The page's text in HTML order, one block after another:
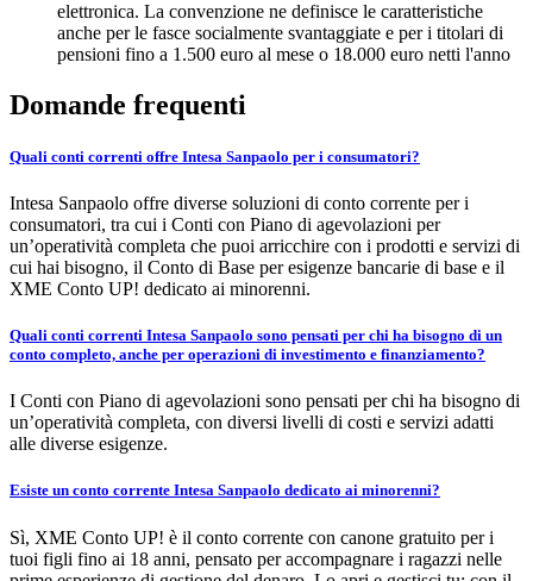
elettronica. La convenzione ne definisce le caratteristiche
anche per le fasce socialmente svantaggiate e per i titolari di
pensioni fino a 1.500 euro al mese o 18.000 euro netti l'anno
Domande frequenti
Quali conti correnti offre Intesa Sanpaolo per i consumatori?
Intesa Sanpaolo offre diverse soluzioni di conto corrente per i
consumatori, tra cui i Conti con Piano di agevolazioni per
un’operatività completa che puoi arricchire con i prodotti e servizi di
cui hai bisogno, il Conto di Base per esigenze bancarie di base e il
XME Conto UP! dedicato ai minorenni.
Quali conti correnti Intesa Sanpaolo sono pensati per chi ha bisogno di un
conto completo, anche per operazioni di investimento e finanziamento?
I Conti con Piano di agevolazioni sono pensati per chi ha bisogno di
un’operatività completa, con diversi livelli di costi e servizi adatti
alle diverse esigenze.
Esiste un conto corrente Intesa Sanpaolo dedicato ai minorenni?
Sì, XME Conto UP! è il conto corrente con canone gratuito per i
tuoi figli fino ai 18 anni, pensato per accompagnare i ragazzi nelle